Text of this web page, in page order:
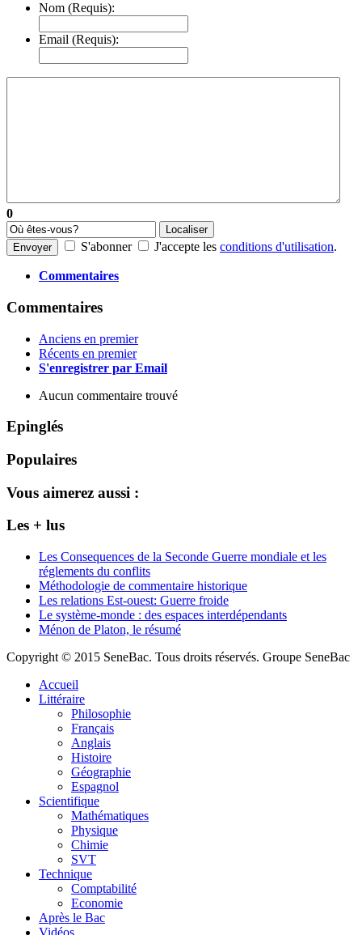
Nom (Requis):
Email (Requis):
0
Localiser
Envoyer
S'abonner J'accepte les conditions d'utilisation.
Commentaires
Commentaires
Anciens en premier
Récents en premier
S'enregistrer par Email
Aucun commentaire trouvé
Epinglés
Populaires
Vous aimerez aussi :
Les + lus
Les Consequences de la Seconde Guerre mondiale et les
réglements du conflits
Méthodologie de commentaire historique
Les relations Est-ouest: Guerre froide
Le système-monde : des espaces interdépendants
Ménon de Platon, le résumé
Copyright © 2015 SeneBac. Tous droits réservés. Groupe SeneBac
Accueil
Littéraire
Philosophie
Français
Anglais
Histoire
Géographie
Espagnol
Scientifique
Mathématiques
Physique
Chimie
SVT
Technique
Comptabilité
Economie
Après le Bac
Vidéos